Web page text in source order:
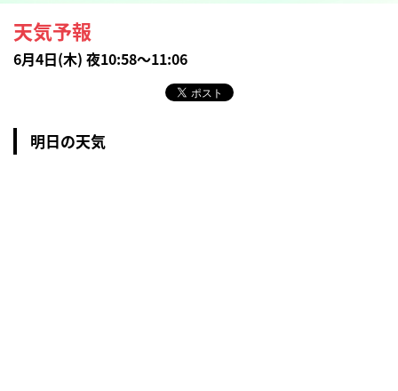
天気予報
6月4日(木) 夜10:58～11:06
明日の天気